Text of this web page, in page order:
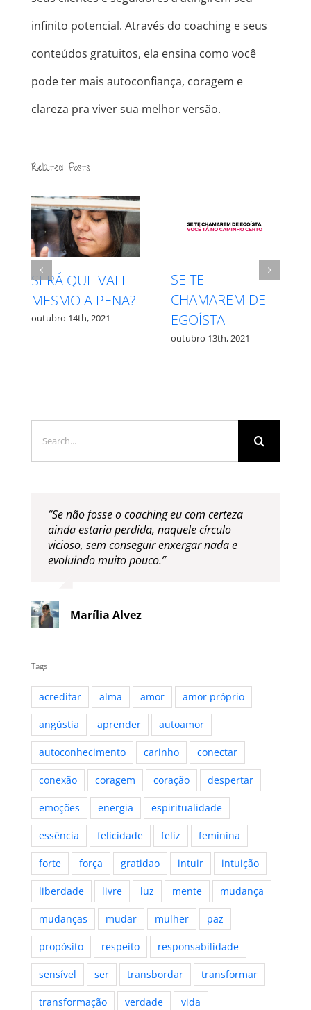
infinito potencial. Através do coaching e seus
conteúdos gratuitos, ela ensina como você
pode ter mais autoconfiança, coragem e
clareza pra viver sua melhor versão.
Related Posts
INTUIÇÃO X
MEDO – QUAL É
QUAL?
RESPEITE SEU
PROCESSO
outubro 27th, 2021
for:
“Se não fosse o coaching eu com certeza
ainda estaria perdida, naquele círculo
vicioso, sem conseguir enxergar nada e
evoluindo muito pouco.”
Marília Alvez
Tags
acreditar alma amor amor próprio
angústia aprender autoamor
autoconhecimento carinho conectar
conexão coragem coração despertar
emoções energia espiritualidade
essência felicidade feliz feminina
forte força gratidao intuir intuição
liberdade livre luz mente mudança
mudanças mudar mulher paz
propósito respeito responsabilidade
sensível ser transbordar transformar
transformação verdade vida